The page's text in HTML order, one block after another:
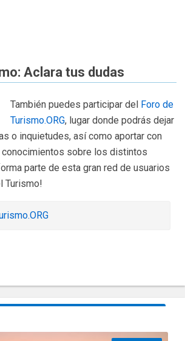
Aclara tus dudas
También puedes participar del Foro de
Turismo.ORG, lugar donde podrás dejar
o inquietudes, así como aportar con
sobre los distintos
parte de esta gran red de usuarios
Turismo!